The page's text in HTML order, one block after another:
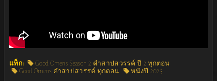
แท็ก:
Good Omens Season 2 คำสาปสวรรค์ ปี 2 ทุกตอน
Good Omens คำสาปสวรรค์ ทุกตอน
หนังปี 2023